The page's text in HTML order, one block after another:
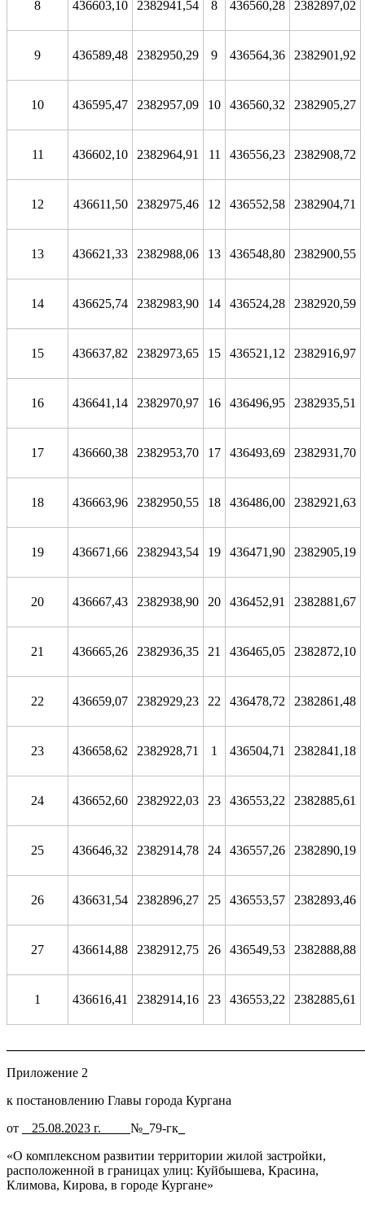
8 436603,10 2382941,54 8 436560,28 2382897,02
9 436589,48 2382950,29 9 436564,36 2382901,92
10 436595,47 2382957,09 10 436560,32 2382905,27
11 436602,10 2382964,91 11 436556,23 2382908,72
12 436611,50 2382975,46 12 436552,58 2382904,71
13 436621,33 2382988,06 13 436548,80 2382900,55
14 436625,74 2382983,90 14 436524,28 2382920,59
15 436637,82 2382973,65 15 436521,12 2382916,97
16 436641,14 2382970,97 16 436496,95 2382935,51
17 436660,38 2382953,70 17 436493,69 2382931,70
18 436663,96 2382950,55 18 436486,00 2382921,63
19 436671,66 2382943,54 19 436471,90 2382905,19
20 436667,43 2382938,90 20 436452,91 2382881,67
21 436665,26 2382936,35 21 436465,05 2382872,10
22 436659,07 2382929,23 22 436478,72 2382861,48
23 436658,62 2382928,71 1 436504,71 2382841,18
24 436652,60 2382922,03 23 436553,22 2382885,61
25 436646,32 2382914,78 24 436557,26 2382890,19
26 436631,54 2382896,27 25 436553,57 2382893,46
27 436614,88 2382912,75 26 436549,53 2382888,88
1 436616,41 2382914,16 23 436553,22 2382885,61
Приложение 2
к постановлению Главы города Кургана
от
25.08.2023 г. № 79-гк
«О комплексном развитии территории жилой застройки,
расположенной в границах улиц: Куйбышева, Красина,
Климова, Кирова, в городе Кургане»